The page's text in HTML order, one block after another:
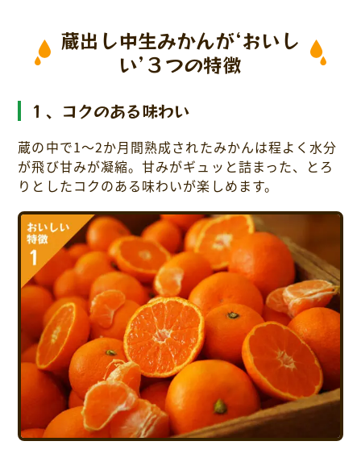
蔵出し中生みかんが‘おいし
い’３つの特徴
１、コクのある味わい
蔵の中で1〜2か月間熟成されたみかんは程よく水分
が飛び甘みが凝縮。甘みがギュッと詰まった、とろ
りとしたコクのある味わいが楽しめます。